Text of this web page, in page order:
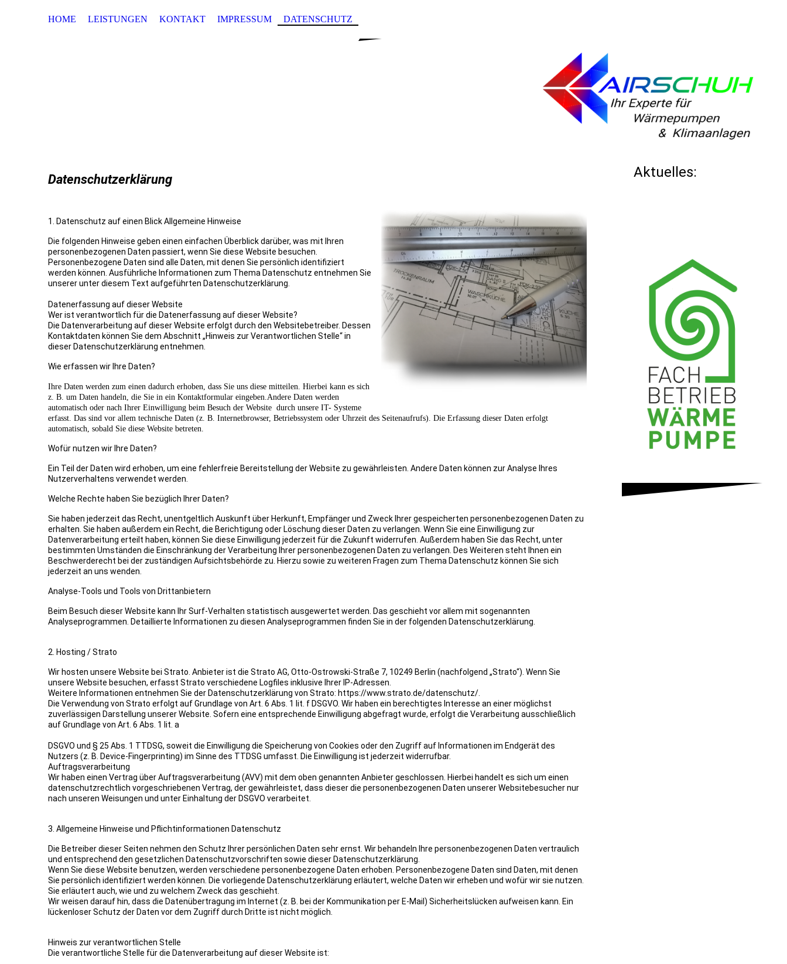
HOME LEISTUNGEN KONTAKT IMPRESSUM DATENSCHUTZ
Datenschutzerklärung
1. Datenschutz auf einen Blick Allgemeine Hinweise
Die folgenden Hinweise geben einen einfachen Überblick darüber, was mit Ihren
personenbezogenen Daten passiert, wenn Sie diese Website besuchen.
Personenbezogene Daten sind alle Daten, mit denen Sie persönlich identifiziert
werden können. Ausführliche Informationen zum Thema Datenschutz entnehmen Sie
unserer unter diesem Text aufgeführten Datenschutzerklärung.
Datenerfassung auf dieser Website
Wer ist verantwortlich für die Datenerfassung auf dieser Website?
Die Datenverarbeitung auf dieser Website erfolgt durch den Websitebetreiber. Dessen
Kontaktdaten können Sie dem Abschnitt „Hinweis zur Verantwortlichen Stelle“ in
dieser Datenschutzerklärung entnehmen.
Wie erfassen wir Ihre Daten?
Ihre Daten werden zum einen dadurch erhoben, dass Sie uns diese mitteilen. Hierbei kann es sich
z. B. um Daten handeln, die Sie in ein Kontaktformular eingeben.Andere Daten werden
automatisch oder nach Ihrer Einwilligung beim Besuch der Website durch unsere IT- Systeme
erfasst. Das sind vor allem technische Daten (z. B. Internetbrowser, Betriebssystem oder Uhrzeit des Seitenaufrufs). Die Erfassung dieser Daten erfolgt
automatisch, sobald Sie diese Website betreten.
Wofür nutzen wir Ihre Daten?
Ein Teil der Daten wird erhoben, um eine fehlerfreie Bereitstellung der Website zu gewährleisten. Andere Daten können zur Analyse Ihres
Nutzerverhaltens verwendet werden.
Welche Rechte haben Sie bezüglich Ihrer Daten?
Sie haben jederzeit das Recht, unentgeltlich Auskunft über Herkunft, Empfänger und Zweck Ihrer gespeicherten personenbezogenen Daten zu
erhalten. Sie haben außerdem ein Recht, die Berichtigung oder Löschung dieser Daten zu verlangen. Wenn Sie eine Einwilligung zur
Datenverarbeitung erteilt haben, können Sie diese Einwilligung jederzeit für die Zukunft widerrufen. Außerdem haben Sie das Recht, unter
bestimmten Umständen die Einschränkung der Verarbeitung Ihrer personenbezogenen Daten zu verlangen. Des Weiteren steht Ihnen ein
Beschwerderecht bei der zuständigen Aufsichtsbehörde zu. Hierzu sowie zu weiteren Fragen zum Thema Datenschutz können Sie sich
jederzeit an uns wenden.
Analyse-Tools und Tools von Drittanbietern
Beim Besuch dieser Website kann Ihr Surf-Verhalten statistisch ausgewertet werden. Das geschieht vor allem mit sogenannten
Analyseprogrammen. Detaillierte Informationen zu diesen Analyseprogrammen finden Sie in der folgenden Datenschutzerklärung.
2. Hosting / Strato
Wir hosten unsere Website bei Strato. Anbieter ist die Strato AG, Otto-Ostrowski-Straße 7, 10249 Berlin (nachfolgend „Strato“). Wenn Sie
unsere Website besuchen, erfasst Strato verschiedene Logfiles inklusive Ihrer IP-Adressen.
Weitere Informationen entnehmen Sie der Datenschutzerklärung von Strato: https://www.strato.de/datenschutz/.
Die Verwendung von Strato erfolgt auf Grundlage von Art. 6 Abs. 1 lit. f DSGVO. Wir haben ein berechtigtes Interesse an einer möglichst
zuverlässigen Darstellung unserer Website. Sofern eine entsprechende Einwilligung abgefragt wurde, erfolgt die Verarbeitung ausschließlich
auf Grundlage von Art. 6 Abs. 1 lit. a
DSGVO und § 25 Abs. 1 TTDSG, soweit die Einwilligung die Speicherung von Cookies oder den Zugriff auf Informationen im Endgerät des
Nutzers (z. B. Device-Fingerprinting) im Sinne des TTDSG umfasst. Die Einwilligung ist jederzeit widerrufbar.
Auftragsverarbeitung
Wir haben einen Vertrag über Auftragsverarbeitung (AVV) mit dem oben genannten Anbieter geschlossen. Hierbei handelt es sich um einen
datenschutzrechtlich vorgeschriebenen Vertrag, der gewährleistet, dass dieser die personenbezogenen Daten unserer Websitebesucher nur
nach unseren Weisungen und unter Einhaltung der DSGVO verarbeitet.
3. Allgemeine Hinweise und Pflichtinformationen Datenschutz
Die Betreiber dieser Seiten nehmen den Schutz Ihrer persönlichen Daten sehr ernst. Wir behandeln Ihre personenbezogenen Daten vertraulich
und entsprechend den gesetzlichen Datenschutzvorschriften sowie dieser Datenschutzerklärung.
Wenn Sie diese Website benutzen, werden verschiedene personenbezogene Daten erhoben. Personenbezogene Daten sind Daten, mit denen
Sie persönlich identifiziert werden können. Die vorliegende Datenschutzerklärung erläutert, welche Daten wir erheben und wofür wir sie nutzen.
Sie erläutert auch, wie und zu welchem Zweck das geschieht.
Wir weisen darauf hin, dass die Datenübertragung im Internet (z. B. bei der Kommunikation per E-Mail) Sicherheitslücken aufweisen kann. Ein
lückenloser Schutz der Daten vor dem Zugriff durch Dritte ist nicht möglich.
Hinweis zur verantwortlichen Stelle
Die verantwortliche Stelle für die Datenverarbeitung auf dieser Website ist:
Aktuelles: